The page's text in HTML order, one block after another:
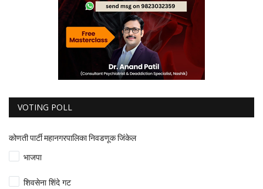
VOTING POLL
कोणती पार्टी महानगरपालिका निवडणूक जिंकेल
भाजपा
शिवसेना शिंदे गट